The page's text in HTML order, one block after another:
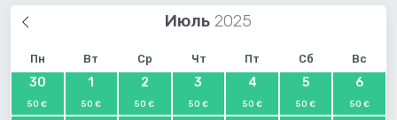
Июль
Пн Вт Ср Чт Пт Сб Вс
30
50 €
1
50 €
2
50 €
3
50 €
4
50 €
5
50 €
6
50 €